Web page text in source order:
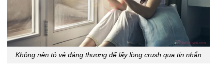
Không nên tỏ vẻ đáng thương để lấy lòng crush qua tin nhắn